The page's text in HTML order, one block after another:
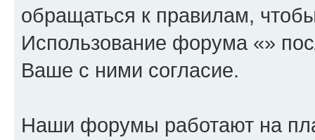
обращаться к правилам,
Использование форума «»
Ваше с ними согласие.
Наши форумы работают на